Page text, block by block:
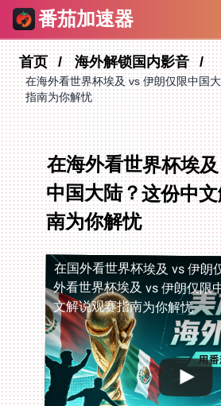
番茄加速器
首页 海外解锁国内影音
在海外看世界杯埃及 vs 伊朗仅限中国
指南为你解忧
在海外看世界杯埃
中国大陆？这份中
南为你解忧
在国外看世界杯埃及 vs 伊朗
文解说观赛指南为你解忧